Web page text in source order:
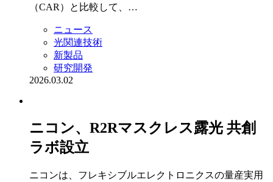
（CAR）と比較して、…
ニュース
光関連技術
新製品
研究開発
2026.03.02
ニコン、R2Rマスクレス露光 共創
ラボ設立
ニコンは、フレキシブルエレクトロニクスの量産実用